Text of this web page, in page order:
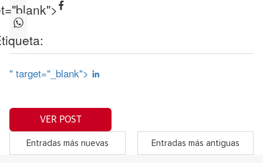
" target="_blank">
VER POST
Entradas más nuevas Entradas más antiguas